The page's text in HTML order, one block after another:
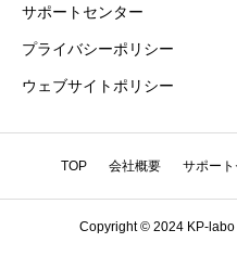
サポートセンター
プライバシーポリシー
ウェブサイトポリシー
TOP 会社概要 サポー
Copyright © 2024 KP-